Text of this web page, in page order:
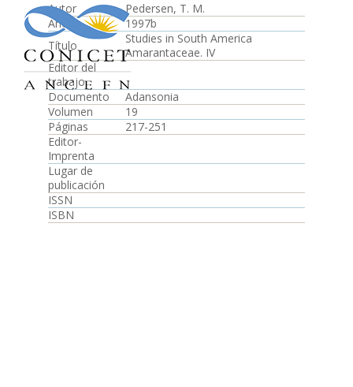
Autor
Pedersen, T. M.
Año
1997b
Título
Studies in South America
Amarantaceae. IV
Editor del
trabajo
Documento
Adansonia
Volumen
19
Páginas
217-251
Editor-
Imprenta
Lugar de
publicación
ISSN
ISBN